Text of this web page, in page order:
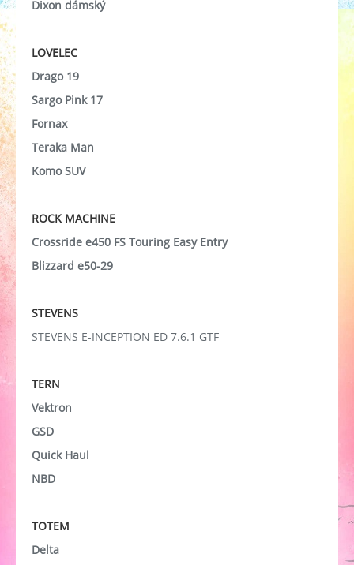
Dixon dámský
LOVELEC
Drago 19
Sargo Pink 17
Fornax
Teraka Man
Komo SUV
ROCK MACHINE
Crossride e450 FS Touring Easy Entry
Blizzard e50-29
STEVENS
STEVENS E-INCEPTION ED 7.6.1 GTF
TERN
Vektron
GSD
Quick Haul
NBD
TOTEM
Delta